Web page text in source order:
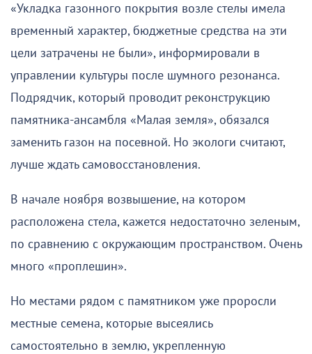
«Укладка газонного покрытия возле стелы имела
временный характер, бюджетные средства на эти
цели затрачены не были», информировали в
управлении культуры после шумного резонанса.
Подрядчик, который проводит реконструкцию
памятника-ансамбля «Малая земля», обязался
заменить газон на посевной. Но экологи считают,
лучше ждать самовосстановления.
В начале ноября возвышение, на котором
расположена стела, кажется недостаточно зеленым,
по сравнению с окружающим пространством. Очень
много «проплешин».
Но местами рядом с памятником уже проросли
местные семена, которые высеялись
самостоятельно в землю, укрепленную